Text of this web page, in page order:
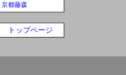
京都藤森
トップページ